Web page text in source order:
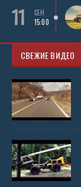
11
СЕН
15:00
СВЕЖИЕ ВИДЕО